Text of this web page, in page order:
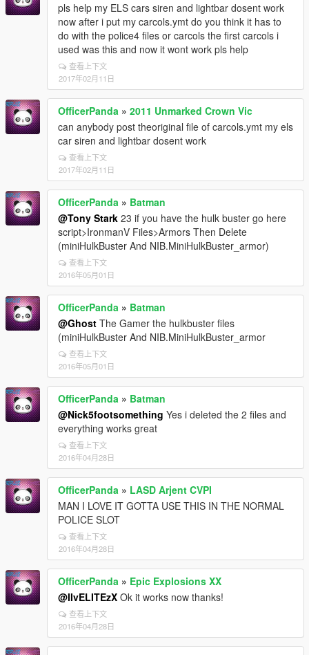
pls help my ELS cars siren and lightbar dosent work
now after i put my carcols.ymt do you think it has to
do with the police4 files or carcols the first carcols i
used was this and now it wont work pls help
查看上下文
2017年02月11日
OfficerPanda » 2011 Unmarked Crown Vic
can anybody post theoriginal file of carcols.ymt my els
car siren and lightbar dosent work
查看上下文
2017年02月11日
OfficerPanda » Batman
@Tony Stark 23 if you have the hulk buster go here
script>IronmanV Files>Armors Then Delete
(miniHulkBuster And NIB.MiniHulkBuster_armor)
查看上下文
2016年05月01日
OfficerPanda » Batman
@Ghost The Gamer the hulkbuster files
(miniHulkBuster And NIB.MiniHulkBuster_armor
查看上下文
2016年05月01日
OfficerPanda » Batman
@Nick5footsomething Yes i deleted the 2 files and
everything works great
查看上下文
2016年04月28日
OfficerPanda » LASD Arjent CVPI
MAN I LOVE IT GOTTA USE THIS IN THE NORMAL
POLICE SLOT
查看上下文
2016年04月28日
OfficerPanda » Epic Explosions XX
@IIvELITEzX Ok it works now thanks!
查看上下文
2016年04月28日